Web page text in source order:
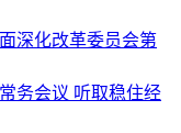
深化改革委员会第
务会议 听取稳住经